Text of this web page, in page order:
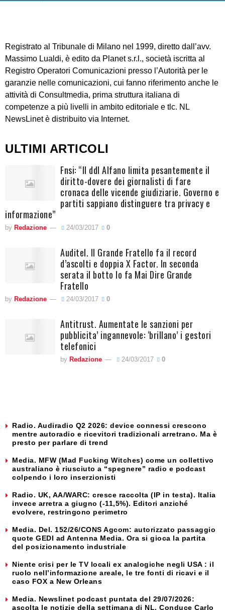
Registrato al Tribunale di Milano nel 1999, diretto dall’avv.
Massimo Lualdi, è edito da Planet s.r.l., società iscritta al
Registro Operatori Comunicazioni presso l’Autorità per le
garanzie nelle comunicazioni, cui fanno riferimento anche le
attività di Consultmedia, prima struttura italiana di
competenze a più livelli in ambito editoriale e tlc. NL
NewsLinet è distribuito via Internet.
ULTIMI ARTICOLI
Fnsi: “Il ddl Alfano limita pesantemente il
diritto-dovere dei giornalisti di fare
cronaca delle vicende giudiziarie. Governo e
partiti sappiano distinguere tra privacy e
informazione”
by Redazione 24/03/2017 0
Auditel. Il Grande Fratello fa il record
d’ascolti e doppia X Factor. In seconda
serata il botto lo fa Mai Dire Grande
Fratello
by Redazione 24/03/2017 0
Antitrust. Aumentate le sanzioni per
pubblicita’ ingannevole: ‘brillano’ i gestori
telefonici
by Redazione 24/03/2017 0
Radio. Audiradio Q2 2026: device connessi crescono
mentre autoradio e ricevitori tradizionali arretrano. Ma è
presto per parlare di trend
Media. MFW (Mad Fucking Witches) come un collettivo
australiano è riusciuto a “spegnere” radio e podcast
colpendo i loro inserzionisti
Radio. UK, AA/WARC: cresce raccolta (IP in testa). Italia
invece arretra a giugno (-11,5%). Editori anziché
evolvere, restringono perimetro
Media. Del. 152/26/CONS Agcom: autorizzato passaggio
quote GEDI ad Antenna Media. Ora si gioca la partita
del posizionamento industriale
Niente crisi per le TV locali ex analogiche negli USA : il
ruolo nell’informazione areale, le tre fonti di ricavi e il
caso FOX a New Orleans
Media. Newslinet podcast puntata del 29/07/2026:
ascolta le notizie della settimana di NL. Conduce Carlo